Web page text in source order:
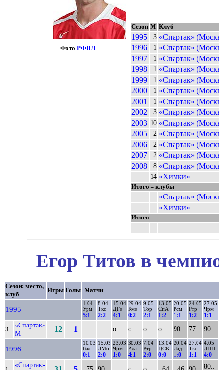
Фото РФПЛ
Сезон М Клуб
1995 3 «Спартак»
1996
1 «Спартак»
1997
1 «Спартак»
1998
1 «Спартак»
1999
1 «Спартак»
2000
1 «Спартак»
2001
1 «Спартак»
2002
3 «Спартак»
2003 10 «Спартак»
2005
2 «Спартак»
2006
2 «Спартак»
2007
2 «Спартак»
2008
8 «Спартак»
14 «Химки»
Итого – клубы
«Спартак»
«Химки»
Итого
Егор Титов в
Сезон: место,
клуб
Игры Голы Матчи
1995
1.04
Урм
5:1
8.04
Ткс
2:2
15.04
ДГз
4:1
29.04
Кмз
0:2
9.05
Тор
2:1
13.05
СпА
1:2
20.05
Рсм
1:1
24.05
Ртр
1:2
27.05
Чрм
1:1
3.
«Спартак»
М
12 1 о о о о 90 77.. 90
1996
10.03
Бал
0:1
15.03
ЛМо
2:0
23.03
Чрм
1:0
30.03
Ала
4:1
7.04
Ртр
2:0
13.04
ЦСК
0:0
20.04
Лад
1:0
27.04
Ткс
1:1
4.05
ЛНН
4:0
«Спартак»
80..